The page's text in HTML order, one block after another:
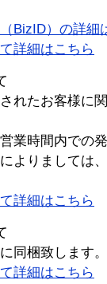
BizID）の詳細
詳細はこちら
れたお客様に
業時間内での
よりましては
詳細はこちら
同梱致します。
詳細はこちら